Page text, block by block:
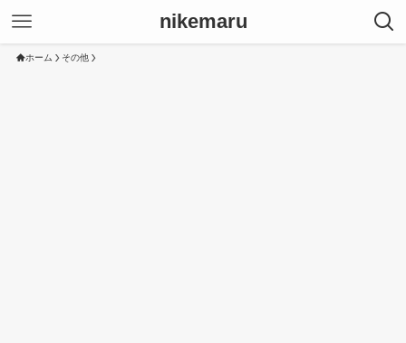
nikemaru
ホーム その他